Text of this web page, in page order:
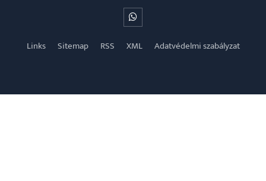
Links Sitemap RSS XML Adatvédelmi szabályzat